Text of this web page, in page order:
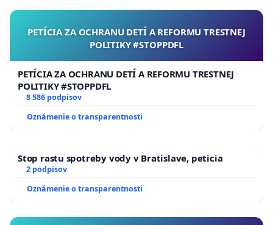
PETÍCIA ZA OCHRANU DETÍ A REFORMU TRESTNEJ
POLITIKY #STOPPDFL
PETÍCIA ZA OCHRANU DETÍ A REFORMU TRESTNEJ
POLITIKY #STOPPDFL
8 586 podpisov
Oznámenie o transparentnosti
Stop rastu spotreby vody v Bratislave, peticia
2 podpisov
Oznámenie o transparentnosti